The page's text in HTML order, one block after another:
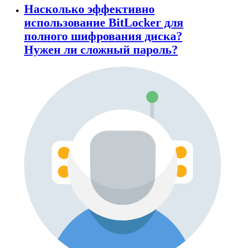
Насколько эффективно
использование BitLocker для
полного шифрования диска?
Нужен ли сложный пароль?